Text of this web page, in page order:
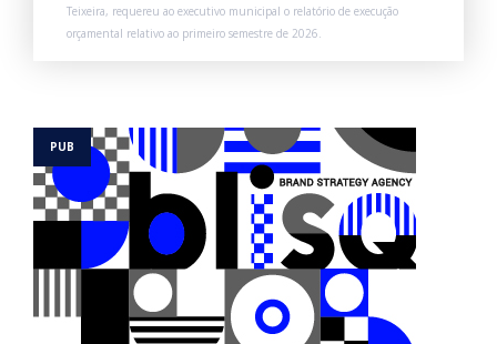
Teixeira, requereu ao executivo municipal o relatório de execução
orçamental relativo ao primeiro semestre de 2026.